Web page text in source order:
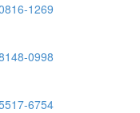
1269
0998
6754